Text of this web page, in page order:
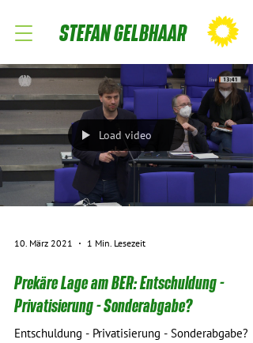
STEFAN GELBHAAR
Load video
10. März 2021 1 Min. Lesezeit
Prekäre Lage am BER: Entschuldung -
Privatisierung - Sonderabgabe?
Entschuldung - Privatisierung - Sonderabgabe?